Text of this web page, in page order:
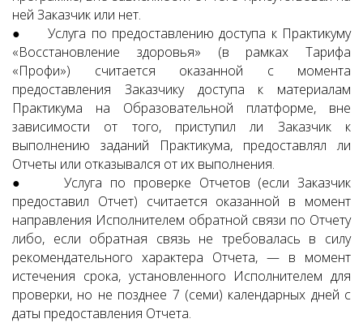
ней Заказчик или нет.
● Услуга по предоставлению доступа к Практикуму
«Восстановление здоровья» (в рамках Тарифа
«Профи») считается оказанной с момента
предоставления Заказчику доступа к материалам
Практикума на Образовательной платформе, вне
зависимости от того, приступил ли Заказчик к
выполнению заданий Практикума, предоставлял ли
Отчеты или отказывался от их выполнения.
● Услуга по проверке Отчетов (если Заказчик
предоставил Отчет) считается оказанной в момент
направления Исполнителем обратной связи по Отчету
либо, если обратная связь не требовалась в силу
рекомендательного характера Отчета, — в момент
истечения срока, установленного Исполнителем для
проверки, но не позднее 7 (семи) календарных дней с
даты предоставления Отчета.